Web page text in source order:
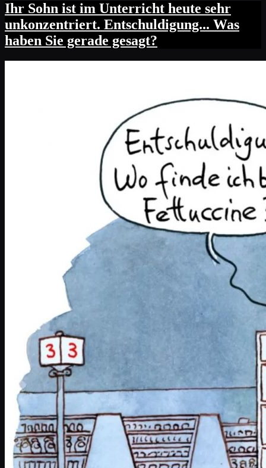
Ihr Sohn ist im Unterricht heute sehr
unkonzentriert. Entschuldigung... Was
haben Sie gerade gesagt?